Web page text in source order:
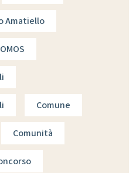
Amatiello
Comune
Comunità